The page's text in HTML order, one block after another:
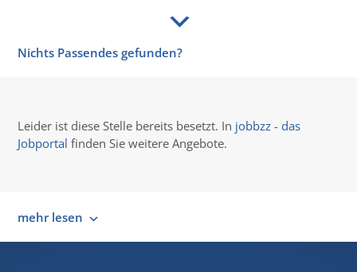
Nichts Passendes gefunden?
Leider ist diese Stelle bereits besetzt. In jobbzz - das
Jobportal finden Sie weitere Angebote.
mehr lesen